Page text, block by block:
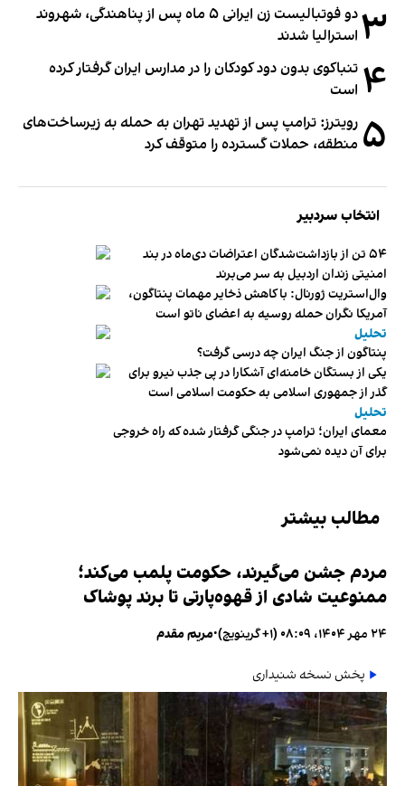
۳
دو فوتبالیست زن ایرانی ۵ ماه پس از پناهندگی، شهروند
استرالیا شدند
۴ تنباکوی بدون دود کودکان را در مدارس ایران گرفتار کرده
است
۵ رویترز: ترامپ پس از تهدید تهران به حمله به زیرساخت‌های
منطقه، حملات گسترده را متوقف کرد
انتخاب سردبیر
۵۴ تن از بازداشت‌شدگان اعتراضات دی‌ماه در بند
امنیتی زندان اردبیل به سر می‌برند
وال‌استریت ژورنال: با کاهش ذخایر مهمات پنتاگون،
آمریکا نگران حمله روسیه به اعضای ناتو‌ است
تحلیل
پنتاگون از جنگ ایران چه درسی گرفت؟
یکی از بستگان خامنه‌ای آشکارا در پی جذب نیرو برای
گذر از جمهوری اسلامی به حکومت اسلامی است
تحلیل
معمای ایران؛ ترامپ در جنگی گرفتار شده که راه خروجی
برای آن دیده نمی‌شود
مطالب بیشتر
مردم جشن می‌گیرند، حکومت پلمب می‌کند؛
ممنوعیت شادی از قهوه‌پارتی تا برند پوشاک
۲۴ مهر ۱۴۰۴، ۰۸:۰۹ (‎+۱ گرینویچ) •مریم مقدم
پخش نسخه شنیداری